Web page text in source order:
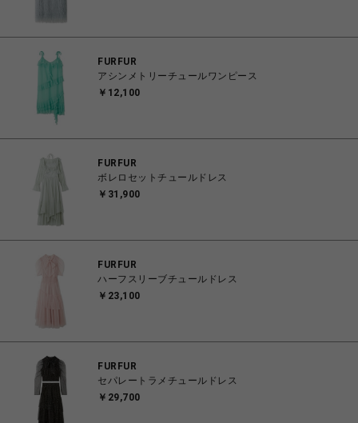
FURFUR
アシンメトリーチュールワンピース
￥12,100
FURFUR
ボレロセットチュールドレス
￥31,900
FURFUR
ハーフスリーブチュールドレス
￥23,100
FURFUR
セパレートラメチュールドレス
￥29,700